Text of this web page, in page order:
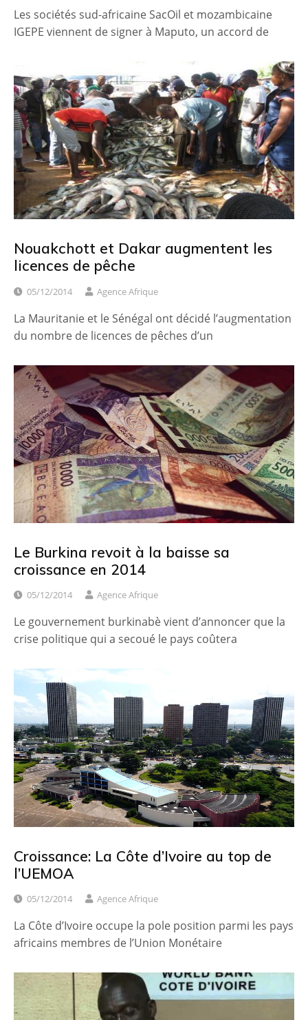
Les sociétés sud-africaine SacOil et mozambicaine
IGEPE viennent de signer à Maputo, un accord de
Nouakchott et Dakar augmentent les
licences de pêche
05/12/2014 Agence Afrique
La Mauritanie et le Sénégal ont décidé l’augmentation
du nombre de licences de pêches d’un
Le Burkina revoit à la baisse sa
croissance en 2014
05/12/2014 Agence Afrique
Le gouvernement burkinabè vient d’annoncer que la
crise politique qui a secoué le pays coûtera
Croissance: La Côte d’Ivoire au top de
l’UEMOA
05/12/2014 Agence Afrique
La Côte d’Ivoire occupe la pole position parmi les pays
africains membres de l’Union Monétaire